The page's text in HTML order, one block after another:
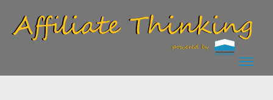
content